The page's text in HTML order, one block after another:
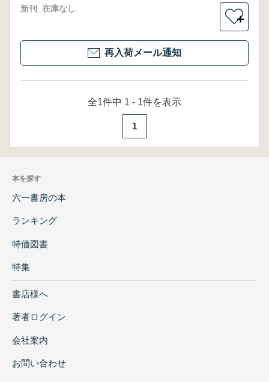
新刊 在庫なし
＋
再入荷メール通知
全1件中 1 - 1件を表示
1
本を探す
六一書房の本
ランキング
特価図書
特集
書店様へ
著者ログイン
会社案内
お問い合わせ